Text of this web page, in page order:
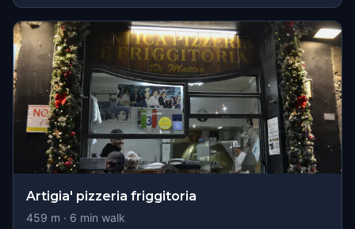
Artigia' pizzeria friggitoria
459 m · 6 min walk